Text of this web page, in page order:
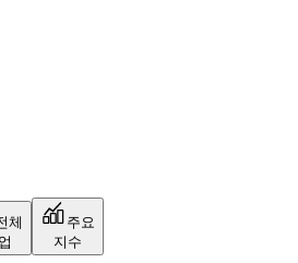
체
주요
지수